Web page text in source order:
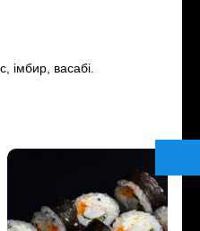
імбир, васабі.